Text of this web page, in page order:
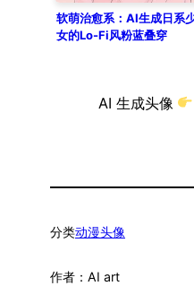
软萌治愈系：AI生成日系
女的Lo-Fi风粉蓝叠穿
AI 生成头像
分类动漫头像
作者： AI art